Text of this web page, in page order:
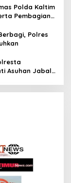
Polda Kaltim
Pembagian
Polres
Asuhan Jabal